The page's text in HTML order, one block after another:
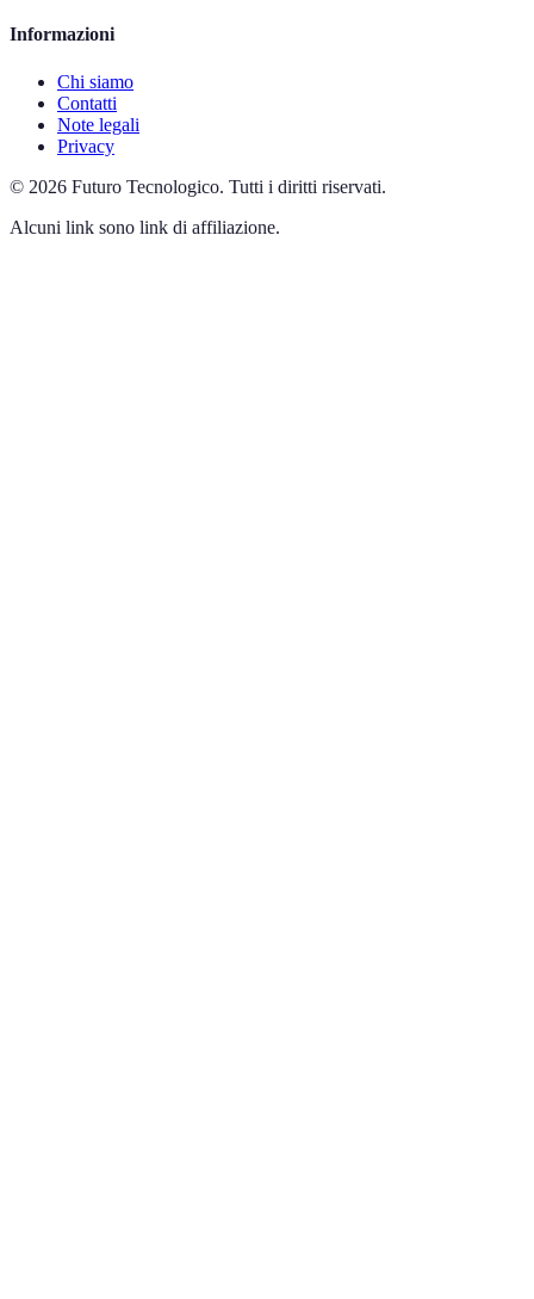
Informazioni
Chi siamo
Contatti
Note legali
Privacy
© 2026 Futuro Tecnologico. Tutti i diritti riservati.
Alcuni link sono link di affiliazione.